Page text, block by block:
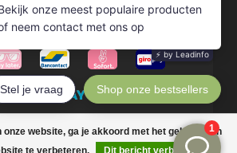
onze website, ga je akkoord met het gebruik van
te verbeteren.
Dit bericht verbergen